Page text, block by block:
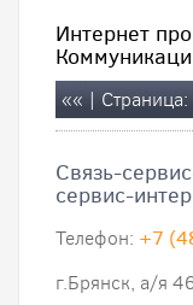
Интернет
«« |
Связь-
cервис-
Телефон: +7
г.Брянск, а/я